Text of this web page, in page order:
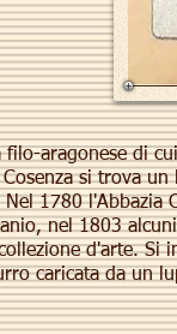
filo-aragonese di
si trova
1780 l'Abbazia
nel 1803
d'arte. Si
caricata da un